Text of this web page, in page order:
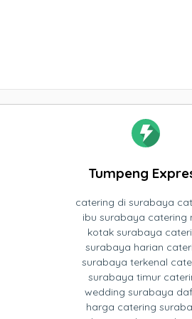
Tumpeng
catering di surabaya
ibu surabaya catering
kotak surabaya
surabaya harian
surabaya terkenal
surabaya timur
wedding surabaya
harga catering